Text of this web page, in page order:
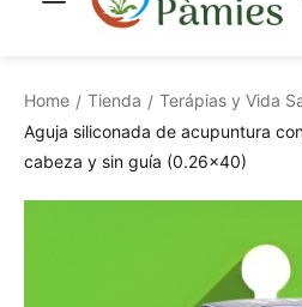
Home / Tienda / Terápias y Vida
Aguja siliconada de acupuntura
cabeza y sin guía (0.26×40)